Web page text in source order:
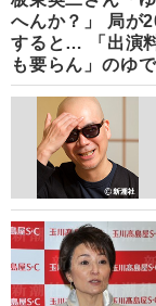
へんか？」 局が
すると… 「出演
も要らん」のゆ